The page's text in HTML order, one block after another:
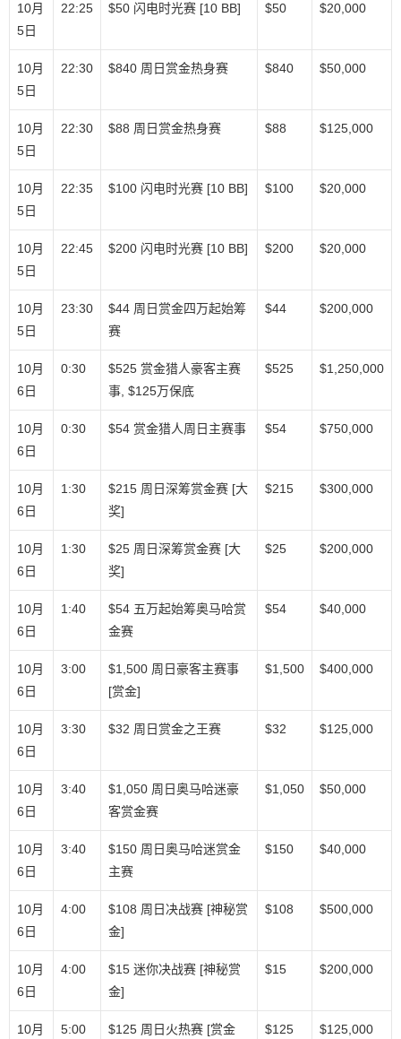
10月
5日
22:25 $50 闪电时光赛 [10 BB] $50 $20,000
10月
5日
22:30 $840 周日赏金热身赛 $840 $50,000
10月
5日
22:30 $88 周日赏金热身赛 $88 $125,000
10月
5日
22:35 $100 闪电时光赛 [10 BB] $100 $20,000
10月
5日
22:45 $200 闪电时光赛 [10 BB] $200 $20,000
10月
5日
23:30
$44 周日赏金四万起始筹
赛
$44 $200,000
10月
6日
0:30
$525 赏金猎人豪客主赛
事, $125万保底
$525 $1,250,000
10月
6日
0:30 $54 赏金猎人周日主赛事 $54 $750,000
10月
6日
1:30
$215 周日深筹赏金赛 [大
奖]
$215 $300,000
10月
6日
1:30
$25 周日深筹赏金赛 [大
奖]
$25 $200,000
10月
6日
1:40
$54 五万起始筹奥马哈赏
金赛
$54 $40,000
10月
6日
3:00
$1,500 周日豪客主赛事
[赏金]
$1,500 $400,000
10月
6日
3:30 $32 周日赏金之王赛 $32 $125,000
10月
6日
3:40
$1,050 周日奥马哈迷豪
客赏金赛
$1,050 $50,000
10月
6日
3:40
$150 周日奥马哈迷赏金
主赛
$150 $40,000
10月
6日
4:00
$108 周日决战赛 [神秘赏
金]
$108 $500,000
10月
6日
4:00
$15 迷你决战赛 [神秘赏
金]
$15 $200,000
10月 5:00 $125 周日火热赛 [赏金 $125 $125,000